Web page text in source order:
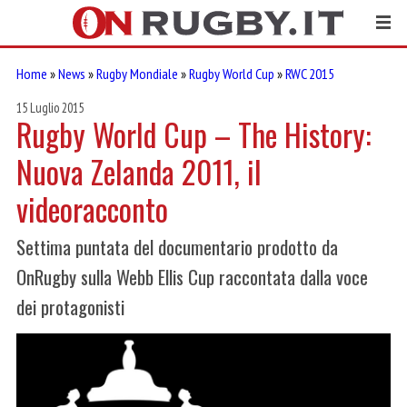
Home »News »Rugby Mondiale »Rugby World Cup »RWC 2015
15 Luglio 2015
Rugby World Cup – The History:
Nuova Zelanda 2011, il
videoracconto
Settima puntata del documentario prodotto da
OnRugby sulla Webb Ellis Cup raccontata dalla voce
dei protagonisti